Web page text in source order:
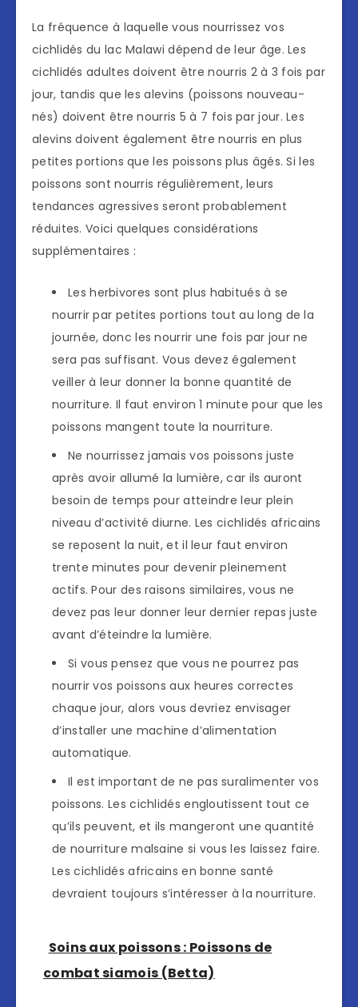
La fréquence à laquelle vous nourrissez vos
cichlidés du lac Malawi dépend de leur âge. Les
cichlidés adultes doivent être nourris 2 à 3 fois par
jour, tandis que les alevins (poissons nouveau-
nés) doivent être nourris 5 à 7 fois par jour. Les
alevins doivent également être nourris en plus
petites portions que les poissons plus âgés. Si les
poissons sont nourris régulièrement, leurs
tendances agressives seront probablement
réduites. Voici quelques considérations
supplémentaires :
Les herbivores sont plus habitués à se
nourrir par petites portions tout au long de la
journée, donc les nourrir une fois par jour ne
sera pas suffisant. Vous devez également
veiller à leur donner la bonne quantité de
nourriture. Il faut environ 1 minute pour que les
poissons mangent toute la nourriture.
Ne nourrissez jamais vos poissons juste
après avoir allumé la lumière, car ils auront
besoin de temps pour atteindre leur plein
niveau d’activité diurne. Les cichlidés africains
se reposent la nuit, et il leur faut environ
trente minutes pour devenir pleinement
actifs. Pour des raisons similaires, vous ne
devez pas leur donner leur dernier repas juste
avant d’éteindre la lumière.
Si vous pensez que vous ne pourrez pas
nourrir vos poissons aux heures correctes
chaque jour, alors vous devriez envisager
d’installer une machine d’alimentation
automatique.
Il est important de ne pas suralimenter vos
poissons. Les cichlidés engloutissent tout ce
qu’ils peuvent, et ils mangeront une quantité
de nourriture malsaine si vous les laissez faire.
Les cichlidés africains en bonne santé
devraient toujours s’intéresser à la nourriture.
Soins aux poissons : Poissons de
combat siamois (Betta)